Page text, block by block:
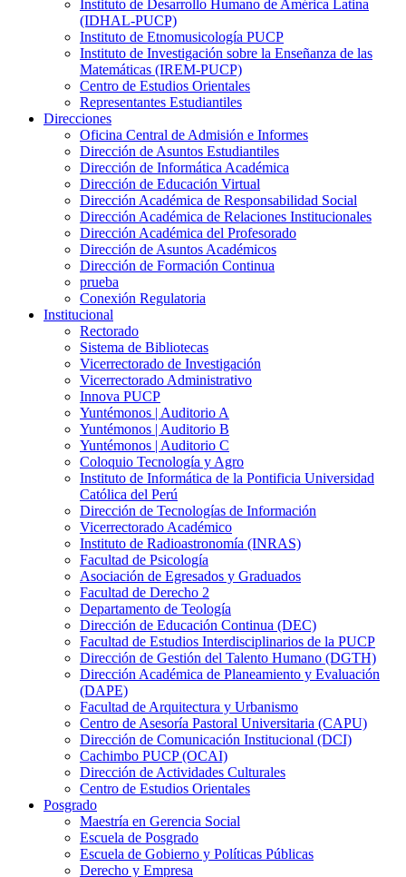
Instituto de Desarrollo Humano de América Latina
(IDHAL-PUCP)
Instituto de Etnomusicología PUCP
Instituto de Investigación sobre la Enseñanza de las
Matemáticas (IREM-PUCP)
Centro de Estudios Orientales
Representantes Estudiantiles
Direcciones
Oficina Central de Admisión e Informes
Dirección de Asuntos Estudiantiles
Dirección de Informática Académica
Dirección de Educación Virtual
Dirección Académica de Responsabilidad Social
Dirección Académica de Relaciones Institucionales
Dirección Académica del Profesorado
Dirección de Asuntos Académicos
Dirección de Formación Continua
prueba
Conexión Regulatoria
Institucional
Rectorado
Sistema de Bibliotecas
Vicerrectorado de Investigación
Vicerrectorado Administrativo
Innova PUCP
Yuntémonos | Auditorio A
Yuntémonos | Auditorio B
Yuntémonos | Auditorio C
Coloquio Tecnología y Agro
Instituto de Informática de la Pontificia Universidad
Católica del Perú
Dirección de Tecnologías de Información
Vicerrectorado Académico
Instituto de Radioastronomía (INRAS)
Facultad de Psicología
Asociación de Egresados y Graduados
Facultad de Derecho 2
Departamento de Teología
Dirección de Educación Continua (DEC)
Facultad de Estudios Interdisciplinarios de la PUCP
Dirección de Gestión del Talento Humano (DGTH)
Dirección Académica de Planeamiento y Evaluación
(DAPE)
Facultad de Arquitectura y Urbanismo
Centro de Asesoría Pastoral Universitaria (CAPU)
Dirección de Comunicación Institucional (DCI)
Cachimbo PUCP (OCAI)
Dirección de Actividades Culturales
Centro de Estudios Orientales
Posgrado
Maestría en Gerencia Social
Escuela de Posgrado
Escuela de Gobierno y Políticas Públicas
Derecho y Empresa